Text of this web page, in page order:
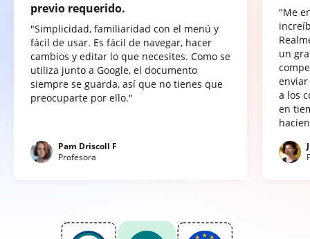
previo requerido.
"Simplicidad, familiaridad con el menú y
fácil de usar. Es fácil de navegar, hacer
cambios y editar lo que necesites. Como se
utiliza junto a Google, el documento
siempre se guarda, así que no tienes que
preocuparte por ello."
Pam Driscoll F
Profesora
"Me
un
a los
en